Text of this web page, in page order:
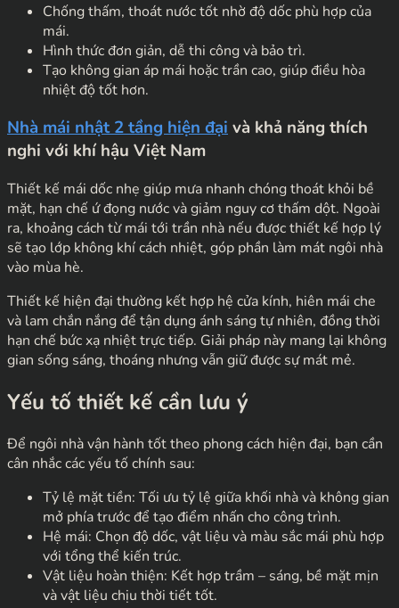
Chống thấm, thoát nước tốt nhờ độ dốc phù hợp của
mái.
Hình thức đơn giản, dễ thi công và bảo trì.
Tạo không gian áp mái hoặc trần cao, giúp điều hòa
nhiệt độ tốt hơn.
Nhà mái nhật 2 tầng hiện đạivà khả năng thích
nghi với khí hậu Việt Nam
Thiết kế mái dốc nhẹ giúp mưa nhanh chóng thoát khỏi bề
mặt, hạn chế ứ đọng nước và giảm nguy cơ thấm dột. Ngoài
ra, khoảng cách từ mái tới trần nhà nếu được thiết kế hợp lý
sẽ tạo lớp không khí cách nhiệt, góp phần làm mát ngôi nhà
vào mùa hè.
Thiết kế hiện đại thường kết hợp hệ cửa kính, hiên mái che
và lam chắn nắng để tận dụng ánh sáng tự nhiên, đồng thời
hạn chế bức xạ nhiệt trực tiếp. Giải pháp này mang lại không
gian sống sáng, thoáng nhưng vẫn giữ được sự mát mẻ.
Yếu tố thiết kế cần lưu ý
Để ngôi nhà vận hành tốt theo phong cách hiện đại, bạn cần
cân nhắc các yếu tố chính sau:
Tỷ lệ mặt tiền: Tối ưu tỷ lệ giữa khối nhà và không gian
mở phía trước để tạo điểm nhấn cho công trình.
Hệ mái: Chọn độ dốc, vật liệu và màu sắc mái phù hợp
với tổng thể kiến trúc.
Vật liệu hoàn thiện: Kết hợp trầm – sáng, bề mặt mịn
và vật liệu chịu thời tiết tốt.